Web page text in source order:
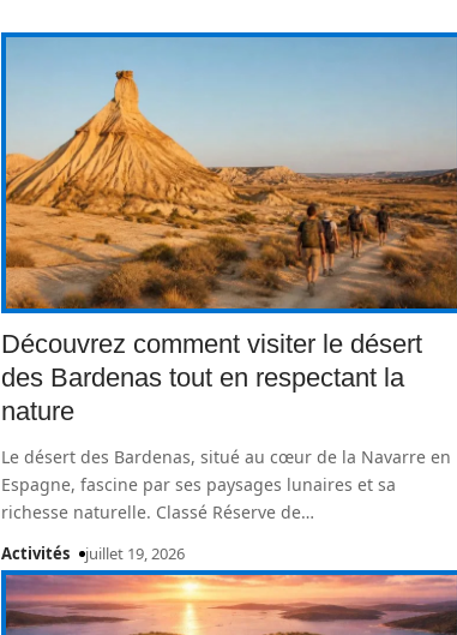
Découvrez comment visiter le désert
des Bardenas tout en respectant la
nature
Le désert des Bardenas, situé au cœur de la Navarre en
Espagne, fascine par ses paysages lunaires et sa
richesse naturelle. Classé Réserve de…
Activités juillet 19, 2026